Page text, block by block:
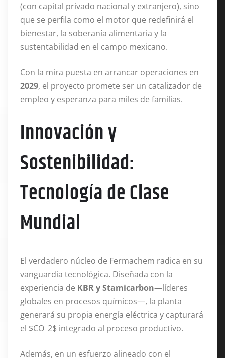
(con capital privado nacional y extranjero), sino
que se perfila como el motor que redefinirá el
bienestar, la soberanía alimentaria y la
sustentabilidad en el campo mexicano.
Con la mira puesta en arrancar operaciones en
2029, el proyecto promete ser un catalizador de
empleo y esperanza para miles de familias.
Innovación y
Sostenibilidad:
Tecnología de Clase
Mundial
El verdadero núcleo de Fermachem radica en su
vanguardia tecnológica. Diseñada con la
experiencia de KBR y Stamicarbon—líderes
globales en procesos químicos—, la planta
generará su propia energía eléctrica y capturará
el $CO_2$ integrado al proceso productivo.
Además, en un esfuerzo alineado con el